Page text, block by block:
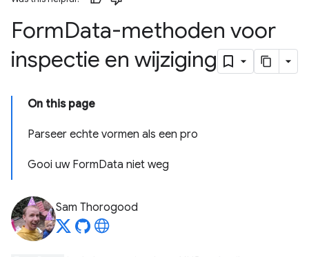
FormData-methoden voor
inspectie en wijziging
On this page
Parseer echte vormen als een pro
Gooi uw FormData niet weg
Sam Thorogood